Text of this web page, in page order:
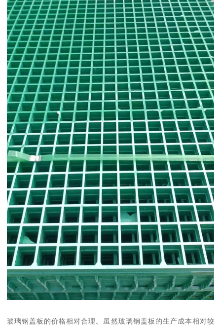
玻璃钢盖板的价格相对合理。虽然玻璃钢盖板的生产成本相对较